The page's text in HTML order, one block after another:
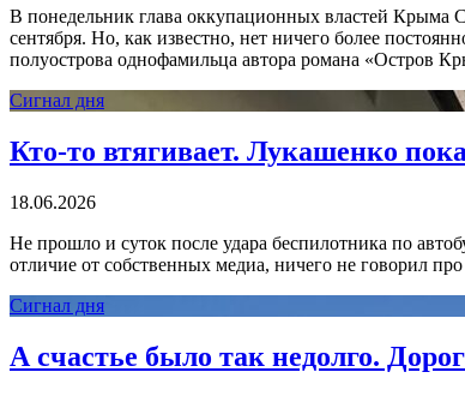
В понедельник глава оккупационных властей Крыма
сентября. Но, как известно, нет ничего более
полуострова однофамильца автора романа «Остров
Сигнал дня
Кто-то втягивает. Лукашенко
18.06.2026
Не прошло и суток после удара беспилотника по
отличие от собственных медиа, ничего не говорил
Сигнал дня
А счастье было так недолго.